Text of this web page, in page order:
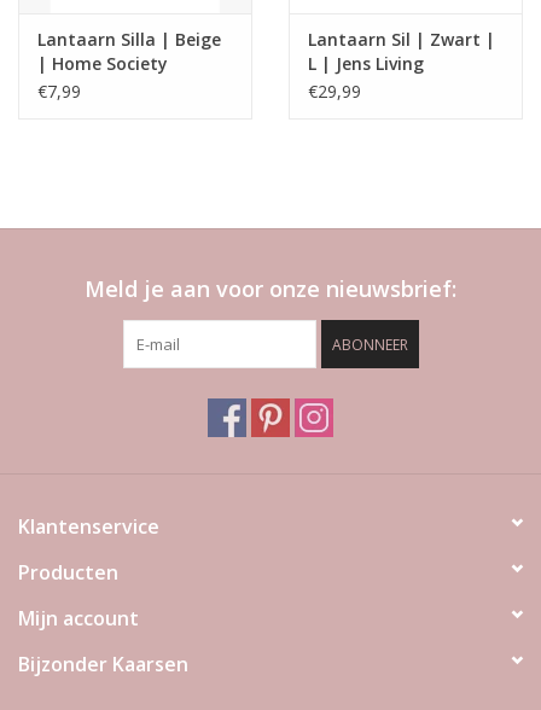
Merken
Lantaarn Silla | Beige
| Home Society
€7,99
Lantaarn Sil | Zwart |
L | Jens Living
€29,99
Meld je aan voor onze nieuwsbrief:
ABONNEER
Klantenservice
Producten
Mijn account
Bijzonder Kaarsen